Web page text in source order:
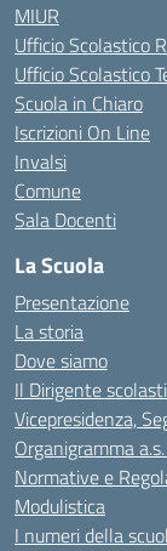
MIUR
Ufficio Scolastico
Ufficio Scolastico
Scuola in Chiaro
Iscrizioni On Line
Invalsi
Comune
Sala Docenti
La Scuola
Presentazione
La storia
Dove siamo
Il Dirigente
Vicepresidenza,
Organigramma
Normative e
Modulistica
I numeri della